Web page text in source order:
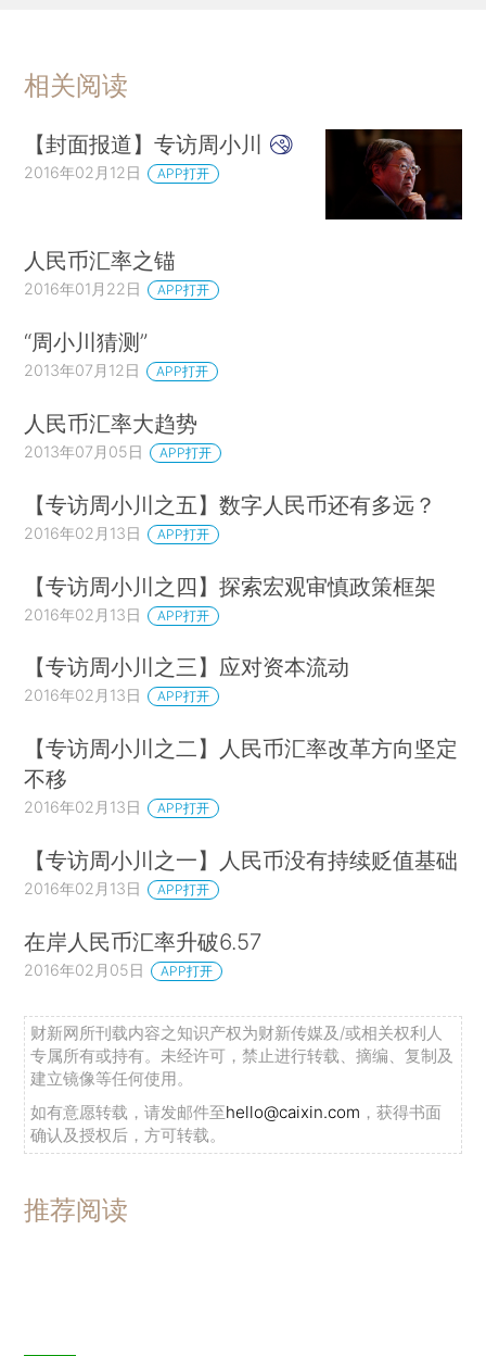
相关阅读
【封面报道】专访周小川
2016年02月12日 APP打开
人民币汇率之锚
2016年01月22日 APP打开
“周小川猜测”
2013年07月12日 APP打开
人民币汇率大趋势
2013年07月05日 APP打开
【专访周小川之五】数字人民币还有多远？
2016年02月13日 APP打开
【专访周小川之四】探索宏观审慎政策框架
2016年02月13日 APP打开
【专访周小川之三】应对资本流动
2016年02月13日 APP打开
【专访周小川之二】人民币汇率改革方向坚定
不移
2016年02月13日 APP打开
【专访周小川之一】人民币没有持续贬值基础
2016年02月13日 APP打开
在岸人民币汇率升破6.57
2016年02月05日 APP打开
财新网所刊载内容之知识产权为财新传媒及/或相关权利人
专属所有或持有。未经许可，禁止进行转载、摘编、复制及
建立镜像等任何使用。
如有意愿转载，请发邮件至hello@caixin.com ，获得书面
确认及授权后，方可转载。
推荐阅读